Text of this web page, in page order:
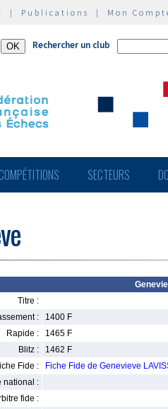
| Publications | Mon
Rechercher un club
COMPÉTITIONS SECTEURS
Titre :
:
1400 F
Rapide :
1465 F
Blitz :
1462 F
Fide :
Fiche Fide de Genevieve
national :
fide :